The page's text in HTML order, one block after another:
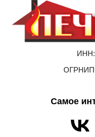
ИНН:
ОГРНИП:
Самое